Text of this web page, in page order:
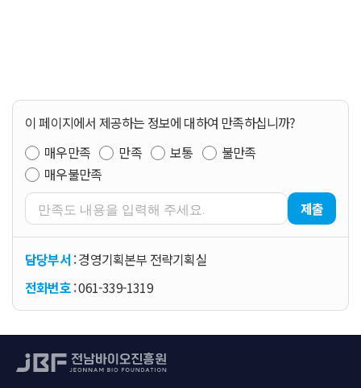
이 페이지에서 제공하는 정보에 대하여 만족하십니까?
매우만족
만족 보통
불만족
매우불만족
제출
담당부서: 경영기획본부 전략기획실
전화번호: 061-339-1319